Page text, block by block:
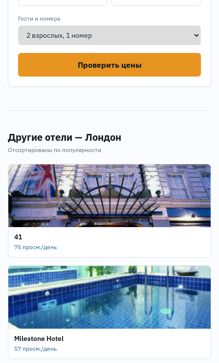
Гости и номера
Проверить цены
Другие отели — Лондон
Отсортированы по популярности
41
75 просм./день
Milestone Hotel
57 просм./день